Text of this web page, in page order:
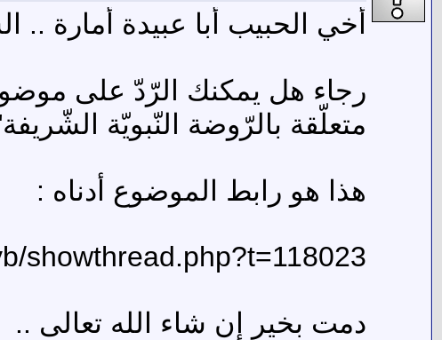
أخي الحبيب أبا عبيدة أمارة ..
رجاء هل يمكنك الرّدّ على
متعلّقة بالرّوضة النّبويّة
هذا هو رابط الموضوع أدناه :
showthread.php?t=118023
دمت بخير إن شاء الله تعالى ..